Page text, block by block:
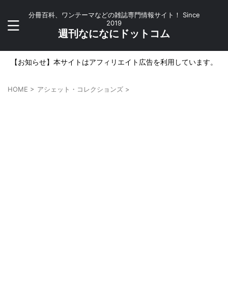
分冊百科、ワンテーマなどの雑誌専門情報サイト！ Since
2019
週刊なになにドットコム
【お知らせ】本サイトはアフィリエイト広告を利用しています。
HOME > アシェット・コレクションズ >